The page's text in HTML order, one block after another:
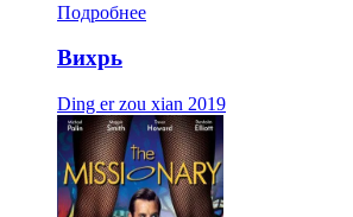
Подробнее
Вихрь
Ding er zou xian 2019